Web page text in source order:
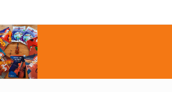
to
content